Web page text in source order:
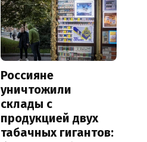
Россияне
уничтожили
склады с
продукцией двух
табачных гигантов: